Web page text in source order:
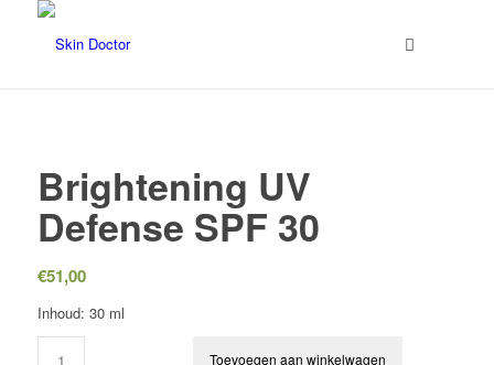
Brightening UV
Defense SPF 30
€51,00
Inhoud: 30 ml
Toevoegen aan winkelwagen